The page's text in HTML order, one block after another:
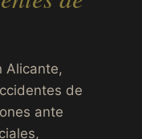
Alicante,
de
ante